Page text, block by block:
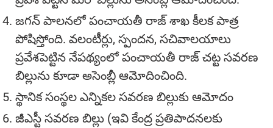
జగన్ పాలనలో పంచాయతీ రాజ్ శాఖ కీలక పాత్ర
పోషిస్తోంది. వలంటీర్లు, స్పందన, సచివాలయాలు
ప్రవేశపెట్టిన నేపథ్యంలో పంచాయతీ రాజ్ చట్ట సవరణ
బిల్లును కూడా అసెంబ్లీ ఆమోదించింది.
స్థానిక సంస్థల ఎన్నికల సవరణ బిల్లుకు ఆమోదం
జీఎస్టీ సవరణ బిల్లు (ఇవి కేంద్ర ప్రతిపాదనలకు